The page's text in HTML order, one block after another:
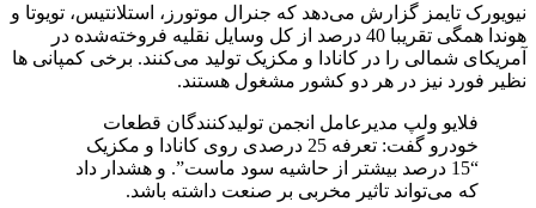
نیویورک تایمز گزارش می‌دهد که جنرال موتورز، استلانتیس، تویوتا و
هوندا همگی تقریبا 40 درصد از کل وسایل نقلیه فروخته‌شده در
آمریکای شمالی را در کانادا و مکزیک تولید می‌کنند. برخی کمپانی ها
نظیر فورد نیز در هر دو کشور مشغول هستند.
فلایو ولپ مدیرعامل انجمن تولیدکنندگان قطعات
خودرو گفت: تعرفه 25 درصدی روی کانادا و مکزیک
“15 درصد بیشتر از حاشیه سود ماست”. و هشدار داد
که می‌تواند تاثیر مخربی بر صنعت داشته باشد.